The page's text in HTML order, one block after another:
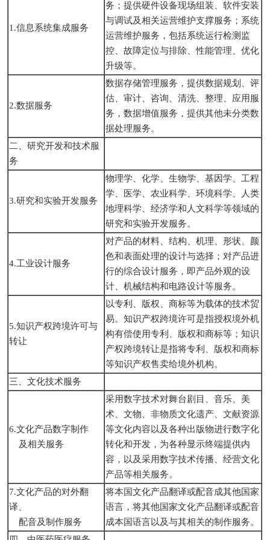
1.信息系统集成服务
务；提供硬件设备现场组装、软件安装
与调试及相关运营维护支撑服务；系统
运营维护服务，包括系统运行检测监
控、故障定位与排除、性能管理、优化
升级等。
2.数据服务
数据存储管理服务，提供数据规划、评
估、审计、咨询、清洗、整理、应用服
务，数据增值服务，提供其他未分类数
据处理服务。
二、研究开发和技术服
务
3.研究和实验开发服务
物理学、化学、生物学、基因学、工程
学、医学、农业科学、环境科学、人类
地理科学、经济学和人文科学等领域的
研究和实验开发服务。
4.工业设计服务
对产品的材料、结构、机理、形状、颜
色和表面处理的设计与选择；对产品进
行的综合设计服务，即产品外观的设
计、机械结构和电路设计等服务。
5.知识产权跨境许可与
转让
以专利、版权、商标等为载体的技术贸
易。知识产权跨境许可是指授权境外机
构有偿使用专利、版权和商标等；知识
产权跨境转让是指将专利、版权和商标
等知识产权售卖给境外机构。
三、文化技术服务
6.文化产品数字制作
及相关服务
采用数字技术对舞台剧目、音乐、美
术、文物、非物质文化遗产、文献资源
等文化内容以及各种出版物进行数字化
转化和开发，为各种显示终端提供内
容，以及采用数字技术传播、经营文化
产品等相关服务。
7.文化产品的对外翻
译、
配音及制作服务
将本国文化产品翻译或配音成其他国家
语言，将其他国家文化产品翻译或配音
成本国语言以及与其相关的制作服务。